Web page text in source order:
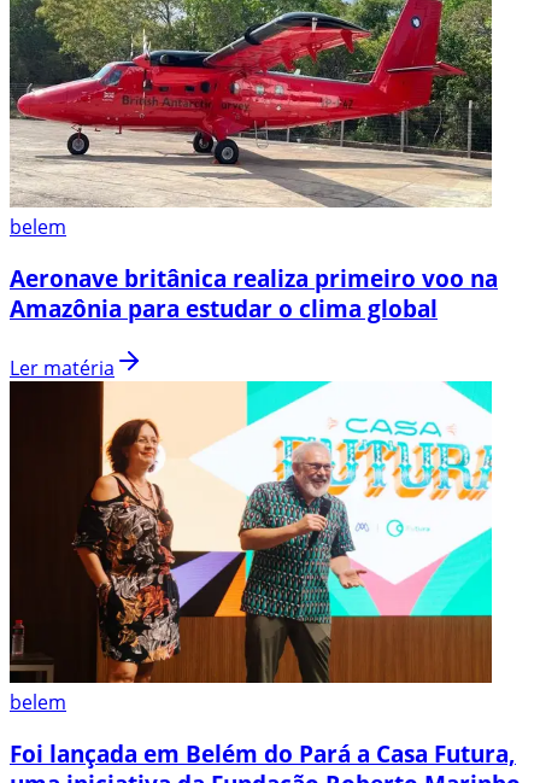
belem
Aeronave britânica realiza primeiro voo na
Amazônia para estudar o clima global
Ler matéria
belem
Foi lançada em Belém do Pará a Casa Futura,